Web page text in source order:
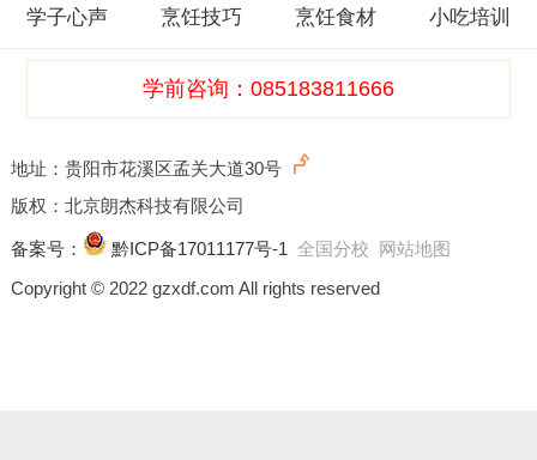
学子心声 烹饪技巧 烹饪食材 小吃培训
学前咨询：085183811666
地址：贵阳市花溪区孟关大道30号
版权：北京朗杰科技有限公司
备案号： 黔ICP备17011177号-1 全国分校
网站地图
Copyright © 2022 gzxdf.com All rights reserved